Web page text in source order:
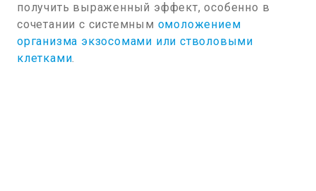
получить выраженный эффект, особенно в
сочетании с системным омоложением
организма экзосомами или стволовыми
клетками.